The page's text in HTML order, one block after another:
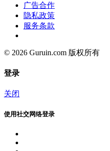
广告合作
隐私政策
服务条款
© 2026 Guruin.com 版权所有
登录
关闭
使用社交网络登录